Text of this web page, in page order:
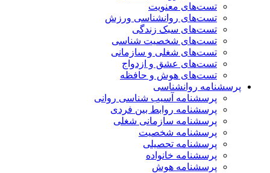
تست‌های معنویت
تست‌های روانشناسی ورزش
تست‌های سبک زندگی
تست‌های شخصیت شناسی
تست‌های شغلی و سازمانی
تست‌های عشق و ازدواج
تست‌های هوش و حافظه
پرسشنامه روانشناسی
پرسشنامه آسیب شناسی روانی
پرسشنامه روابط بین فردی
پرسشنامه سازمانی شغلی
پرسشنامه شخصیت
پرسشنامه تحصیلی
پرسشنامه خانواده
پرسشنامه هوش